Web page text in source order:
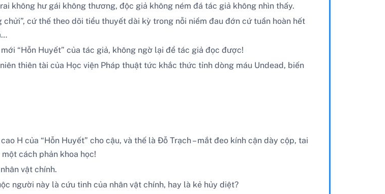
không hư gái không thương, độc giả không ném đá tác giả không nhìn thấy.
cứ thế theo dõi tiểu thuyết dài kỳ trong nỗi niềm đau đớn cứ tuần hoàn hết
“Hỗn Huyết” của tác giả, không ngờ lại để tác giả đọc được!
thiên tài của Học viện Pháp thuật tức khắc thức tỉnh dòng máu Undead, biến
H của “Hỗn Huyết” cho cậu, và thế là Đỗ Trạch – mắt đeo kính cận dày cộp, tai
cách phản khoa học!
vật chính.
người này là cứu tinh của nhân vật chính, hay là kẻ hủy diệt?